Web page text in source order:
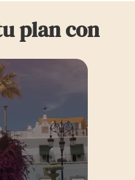
plan con